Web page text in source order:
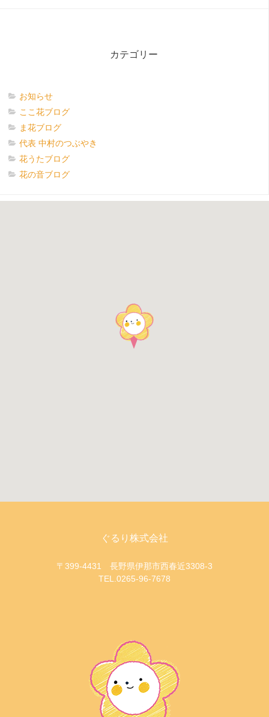
カテゴリー
お知らせ
ここ花ブログ
ま花ブログ
代表 中村のつぶやき
花うたブログ
花の音ブログ
ぐるり株式会社
〒399-4431 長野県伊那市西春近3308-3
TEL.0265-96-7678